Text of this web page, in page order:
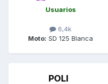
Usuarios
6,4k
Moto: SD 125 Blanca
POLI